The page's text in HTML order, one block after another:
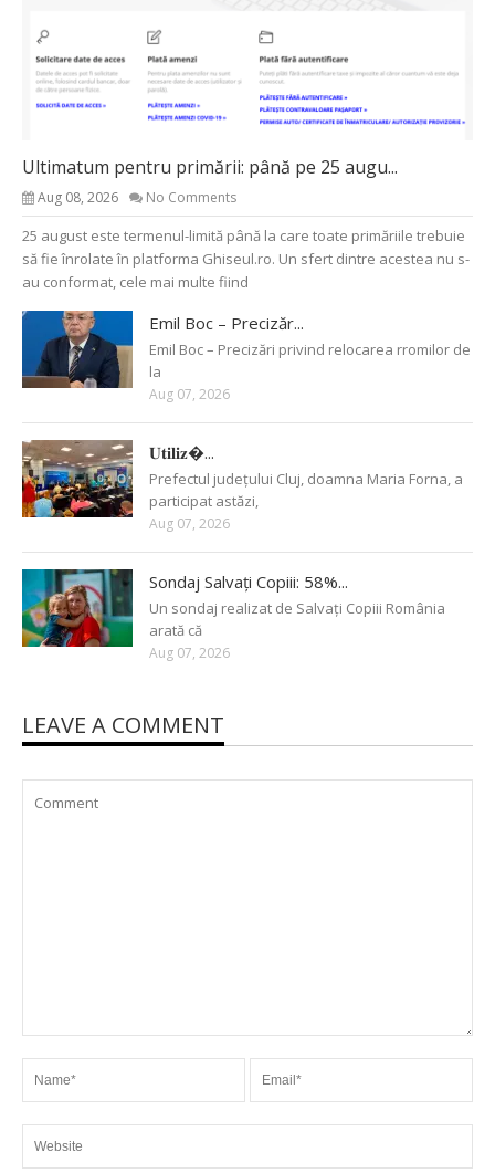
Ultimatum pentru primării: până pe 25 augu...
Aug 08, 2026 No Comments
25 august este termenul-limită până la care toate primăriile trebuie
să fie înrolate în platforma Ghiseul.ro. Un sfert dintre acestea nu s-
au conformat, cele mai multe fiind
Emil Boc – Precizăr...
Emil Boc – Precizări privind relocarea rromilor de
la
Aug 07, 2026
𝐔𝐭𝐢𝐥𝐢𝐳�...
Prefectul județului Cluj, doamna Maria Forna, a
participat astăzi,
Aug 07, 2026
Sondaj Salvați Copiii: 58%...
Un sondaj realizat de Salvați Copiii România
arată că
Aug 07, 2026
LEAVE A COMMENT